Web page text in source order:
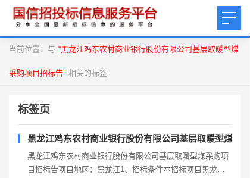
当前位置：与 “黑龙江鸡东农村商业银行股份有限公司基层取暖型煤
采购项目招标告” 相关的标签
标签页
黑龙江鸡东农村商业银行股份有限公司基层取暖型煤采
黑龙江鸡东农村商业银行股份有限公司基层取暖型煤采购项
目招标告项目地区：黑龙江1、招标条件本招标项目黑龙江